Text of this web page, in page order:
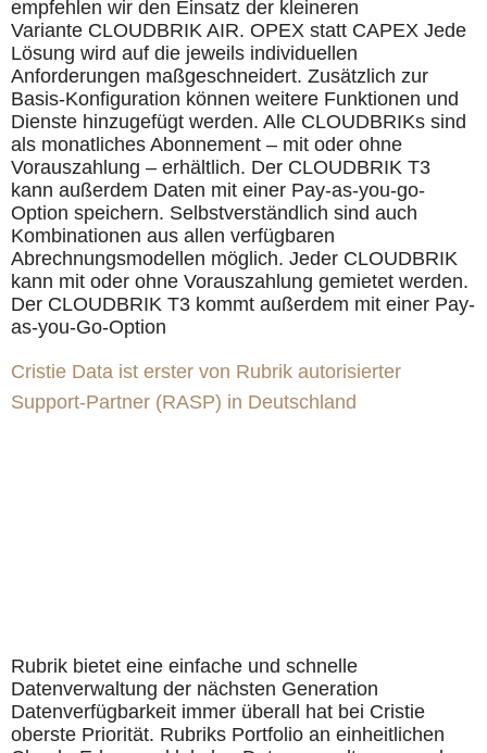
empfehlen wir den Einsatz der kleineren
Variante CLOUDBRIK AIR. OPEX statt CAPEX Jede
Lösung wird auf die jeweils individuellen
Anforderungen maßgeschneidert. Zusätzlich zur
Basis-Konfiguration können weitere Funktionen und
Dienste hinzugefügt werden. Alle CLOUDBRIKs sind
als monatliches Abonnement – mit oder ohne
Vorauszahlung – erhältlich. Der CLOUDBRIK T3
kann außerdem Daten mit einer Pay-as-you-go-
Option speichern. Selbstverständlich sind auch
Kombinationen aus allen verfügbaren
Abrechnungsmodellen möglich. Jeder CLOUDBRIK
kann mit oder ohne Vorauszahlung gemietet werden.
Der CLOUDBRIK T3 kommt außerdem mit einer Pay-
as-you-Go-Option
Cristie Data ist erster von Rubrik autorisierter
Support-Partner (RASP) in Deutschland
Rubrik bietet eine einfache und schnelle
Datenverwaltung der nächsten Generation
Datenverfügbarkeit immer überall hat bei Cristie
oberste Priorität. Rubriks Portfolio an einheitlichen